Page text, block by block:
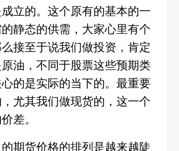
立的。这个原有的基本的一
静态的供需，大家心里有个
接至于说我们做投资，肯定
油，不同于股票这些预期类
的是实际的当下的。最重要
尤其我们做现货的，这一个
差。
期货价格的排列是越来越陡